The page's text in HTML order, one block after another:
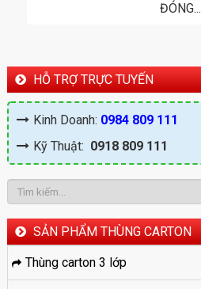
ĐÓNG...
HỖ TRỢ TRỰC TUYẾN
Kinh Doanh: 0984 809 111
Kỹ Thuật: 0918 809 111
SẢN PHẨM THÙNG CARTON
Thùng carton 3 lớp